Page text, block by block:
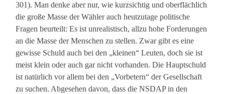
301). Man denke aber nur, wie kurzsichtig und oberflächlich
die große Masse der Wähler auch heutzutage politische
Fragen beurteilt: Es ist unrealistisch, allzu hohe Forderungen
an die Masse der Menschen zu stellen. Zwar gibt es eine
gewisse Schuld auch bei den „kleinen“ Leuten, doch sie ist
meist klein oder auch gar nicht vorhanden. Die Hauptschuld
ist natürlich vor allem bei den „Vorbetern“ der Gesellschaft
zu suchen. Abgesehen davon, dass die NSDAP in den